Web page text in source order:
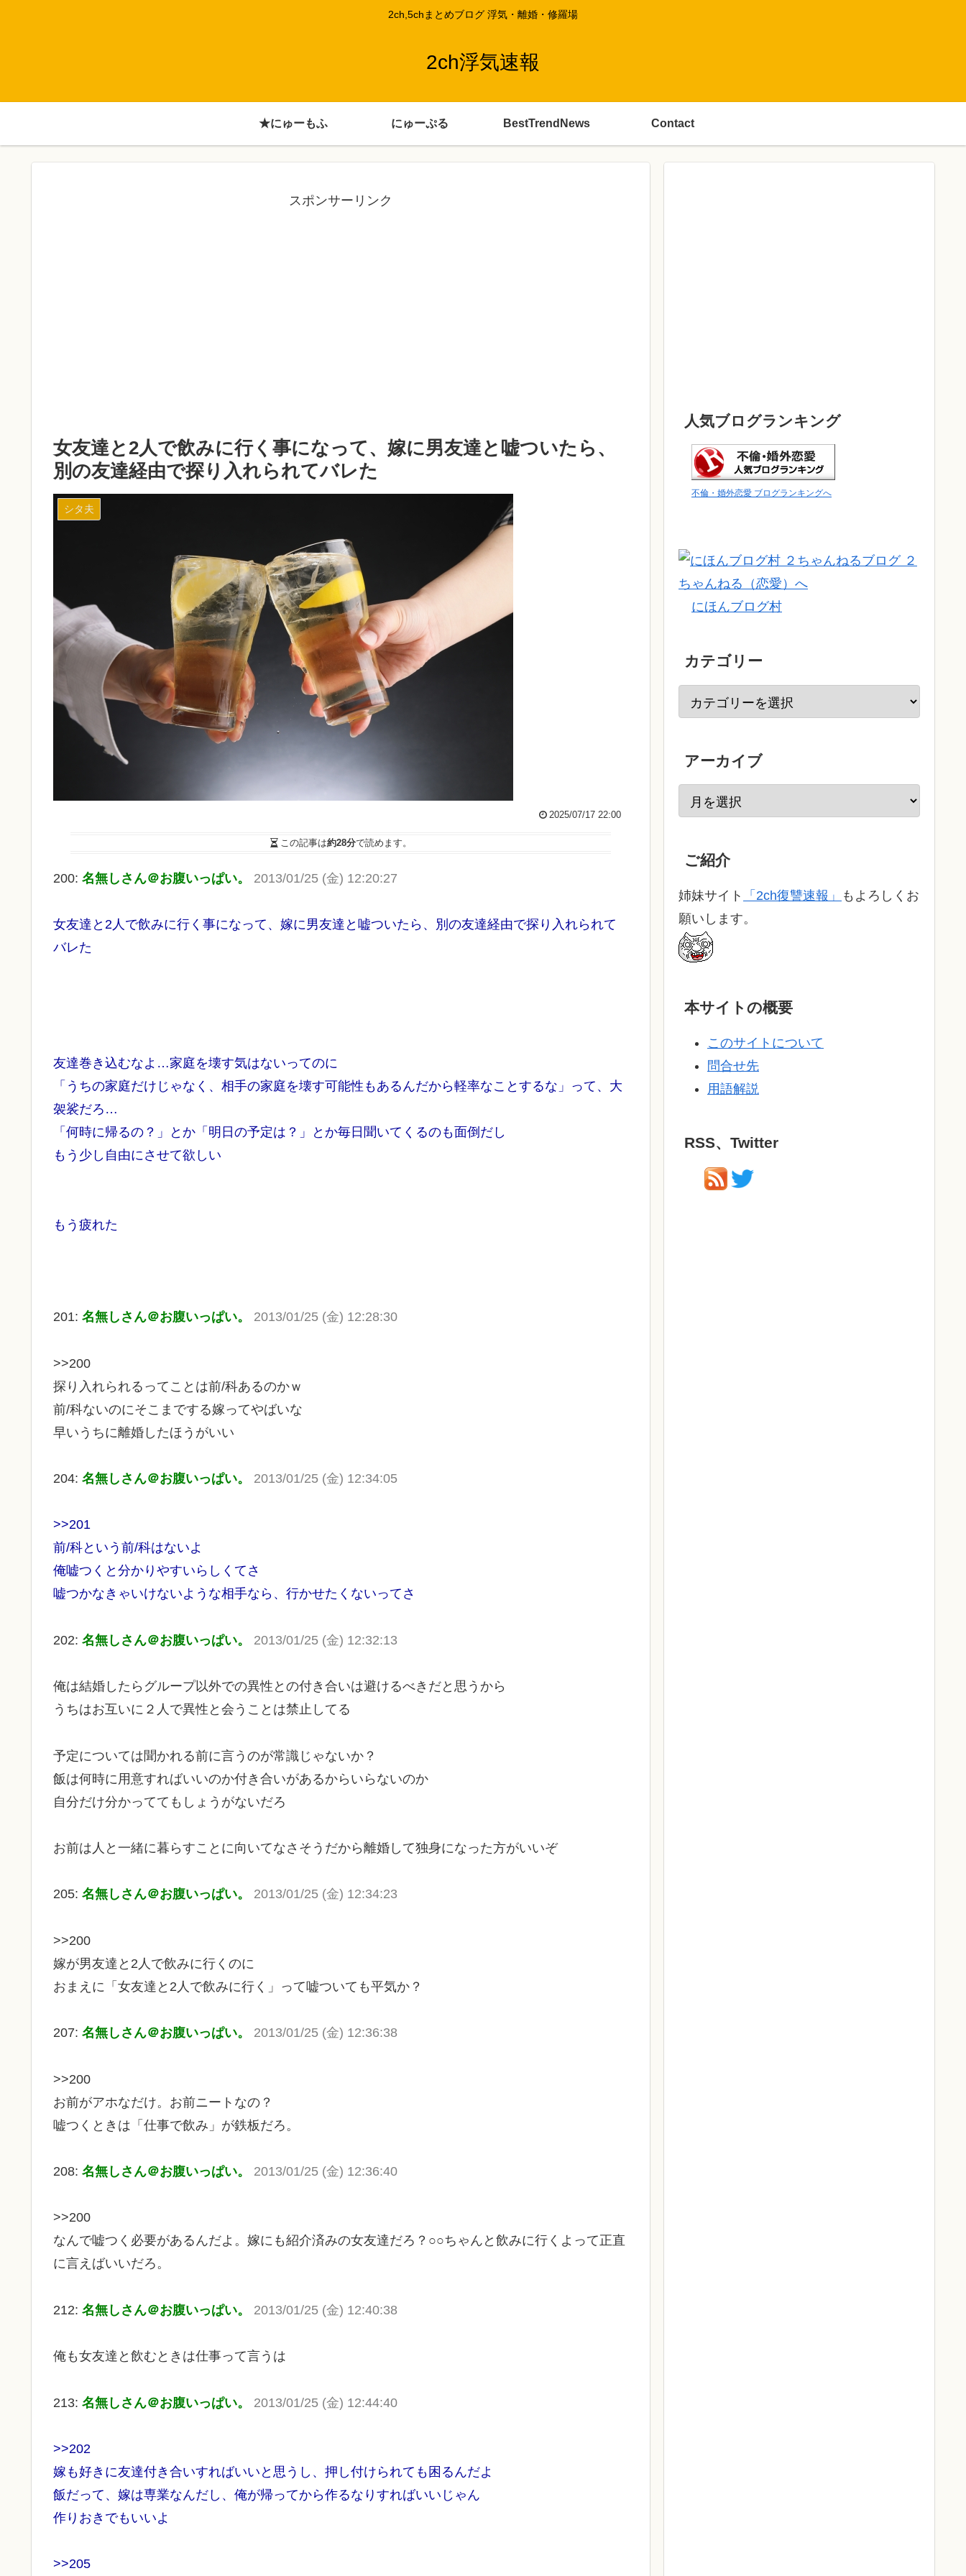
2ch,5chまとめブログ 浮気・離婚・修羅場
2ch浮気速報
★にゅーもふ にゅーぷる BestTrendNews Contact
スポンサーリンク
女友達と2人で飲みに行く事になって、嫁に男友達と嘘ついたら、
別の友達経由で探り入れられてバレた
シタ夫
2025/07/17 22:00
この記事は約28分で読めます。
200: 名無しさん＠お腹いっぱい。 2013/01/25 (金) 12:20:27
女友達と2人で飲みに行く事になって、嫁に男友達と嘘ついたら、別の友達経由で探り入れられて
バレた
友達巻き込むなよ…家庭を壊す気はないってのに
「うちの家庭だけじゃなく、相手の家庭を壊す可能性もあるんだから軽率なことするな」って、大
袈裟だろ…
「何時に帰るの？」とか「明日の予定は？」とか毎日聞いてくるのも面倒だし
もう少し自由にさせて欲しい
もう疲れた
201: 名無しさん＠お腹いっぱい。 2013/01/25 (金) 12:28:30
>>200
探り入れられるってことは前/科あるのかｗ
前/科ないのにそこまでする嫁ってやばいな
早いうちに離婚したほうがいい
204: 名無しさん＠お腹いっぱい。 2013/01/25 (金) 12:34:05
>>201
前/科という前/科はないよ
俺嘘つくと分かりやすいらしくてさ
嘘つかなきゃいけないような相手なら、行かせたくないってさ
202: 名無しさん＠お腹いっぱい。 2013/01/25 (金) 12:32:13
俺は結婚したらグループ以外での異性との付き合いは避けるべきだと思うから
うちはお互いに２人で異性と会うことは禁止してる
予定については聞かれる前に言うのが常識じゃないか？
飯は何時に用意すればいいのか付き合いがあるからいらないのか
自分だけ分かっててもしょうがないだろ
お前は人と一緒に暮らすことに向いてなさそうだから離婚して独身になった方がいいぞ
205: 名無しさん＠お腹いっぱい。 2013/01/25 (金) 12:34:23
>>200
嫁が男友達と2人で飲みに行くのに
おまえに「女友達と2人で飲みに行く」って嘘ついても平気か？
207: 名無しさん＠お腹いっぱい。 2013/01/25 (金) 12:36:38
>>200
お前がアホなだけ。お前ニートなの？
嘘つくときは「仕事で飲み」が鉄板だろ。
208: 名無しさん＠お腹いっぱい。 2013/01/25 (金) 12:36:40
>>200
なんで嘘つく必要があるんだよ。嫁にも紹介済みの女友達だろ？○○ちゃんと飲みに行くよって正直
に言えばいいだろ。
212: 名無しさん＠お腹いっぱい。 2013/01/25 (金) 12:40:38
俺も女友達と飲むときは仕事って言うは
213: 名無しさん＠お腹いっぱい。 2013/01/25 (金) 12:44:40
>>202
嫁も好きに友達付き合いすればいいと思うし、押し付けられても困るんだよ
飯だって、嫁は専業なんだし、俺が帰ってから作るなりすればいいじゃん
作りおきでもいいよ
>>205
人気ブログランキング
不倫・婚外恋愛 ブログランキングへ
にほんブログ村
カテゴリー
アーカイブ
ご紹介
姉妹サイト 「2ch復讐速報」
もよろしくお
願いします。
本サイトの概要
このサイトについて
問合せ先
用語解説
RSS、Twitter